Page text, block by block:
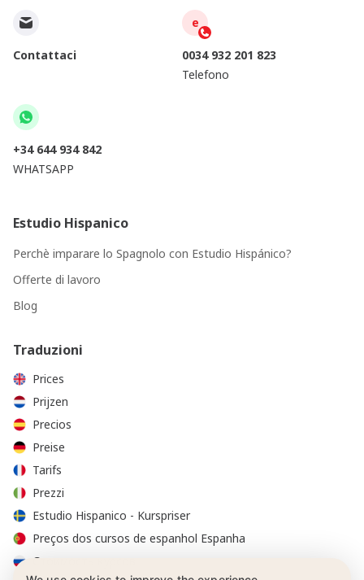
Contattaci
e
0034 932 201 823
Telefono
+34 644 934 842
WHATSAPP
Estudio Hispanico
Perchè imparare lo Spagnolo con Estudio Hispánico?
Offerte di lavoro
Blog
Traduzioni
Prices
Prijzen
Precios
Preise
Tarifs
Prezzi
Estudio Hispanico - Kurspriser
Preços dos cursos de espanhol Espanha
Стоимость курсов